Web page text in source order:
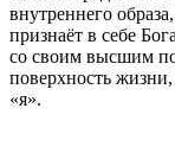
внутреннего
признаёт в себе
со своим высшим
поверхность
«я».